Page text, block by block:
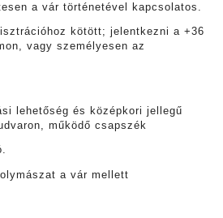
a vár történetével kapcsolatos.
kötött; jelentkezni a +36
vagy személyesen az
lehetőség és középkori jellegű
működő csapszék
a vár mellett